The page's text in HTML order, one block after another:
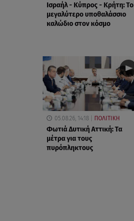
Ισραήλ - Κύπρος - Κρήτη: Το
μεγαλύτερο υποθαλάσσιο
καλώδιο στον κόσμο
05.08.26, 14:18 ΠΟΛΙΤΙΚΗ
Φωτιά Δυτική Αττική: Τα
μέτρα για τους
πυρόπληκτους